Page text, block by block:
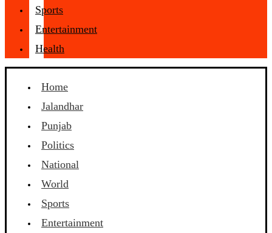
Sports
Entertainment
Health
Home
Jalandhar
Punjab
Politics
National
World
Sports
Entertainment